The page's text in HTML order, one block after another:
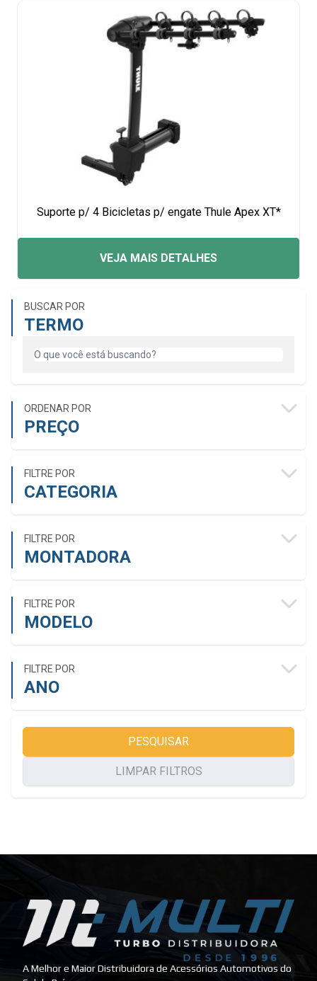
BUSCAR POR
TERMO
ORDENAR POR
PREÇO
FILTRE POR
CATEGORIA
FILTRE POR
MONTADORA
FILTRE POR
MODELO
FILTRE POR
ANO
PESQUISAR
LIMPAR FILTROS
Suporte p/ 4 Bicicletas p/ engate Thule Apex XT*
VEJA MAIS DETALHES
A Melhor e Maior Distribuidora de Acessórios Automotivos do